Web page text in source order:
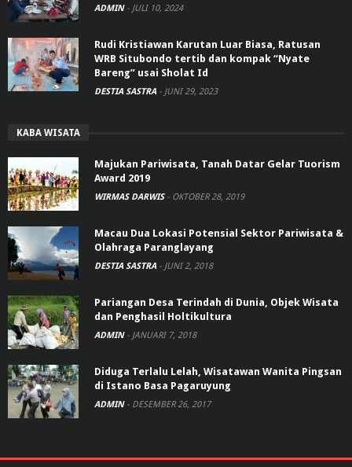
ADMIN - JULI 10, 2024
Rudi Kristiawan Karutan Luar Biasa, Ratusan
WRB Situbondo tertib dan kompak “Nyate
Bareng” usai Sholat Id
DESTIA SASTRA - JUNI 29, 2023
KABA WISATA
Majukan Pariwisata, Tanah Datar Gelar Tuorism
Award 2019
WIRMAS DARWIS - OKTOBER 28, 2019
Macau Dua Lokasi Potensial Sektor Pariwisata &
Olahraga Paranglayang
DESTIA SASTRA - JUNI 2, 2018
Pariangan Desa Terindah di Dunia, Objek Wisata
dan Penghasil Holtikultura
ADMIN - JANUARI 7, 2018
Diduga Terlalu Lelah, Wisatawan Wanita Pingsan
di Istano Basa Pagaruyung
ADMIN - DESEMBER 26, 2017